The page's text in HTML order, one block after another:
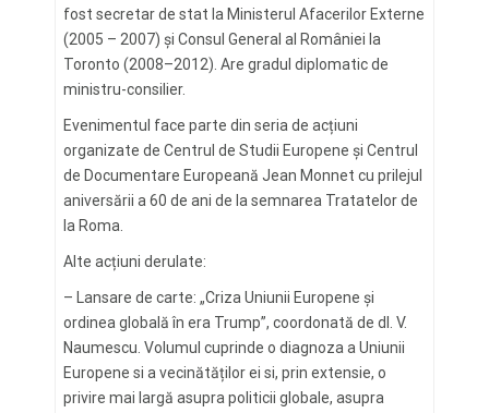
fost secretar de stat la Ministerul Afacerilor Externe
(2005 – 2007) și Consul General al României la
Toronto (2008–2012). Are gradul diplomatic de
ministru-consilier.
Evenimentul face parte din seria de acțiuni
organizate de Centrul de Studii Europene și Centrul
de Documentare Europeană Jean Monnet cu prilejul
aniversării a 60 de ani de la semnarea Tratatelor de
la Roma.
Alte acțiuni derulate:
– Lansare de carte: „Criza Uniunii Europene și
ordinea globală în era Trump”, coordonată de dl. V.
Naumescu. Volumul cuprinde o diagnoza a Uniunii
Europene si a vecinătăților ei si, prin extensie, o
privire mai largă asupra politicii globale, asupra